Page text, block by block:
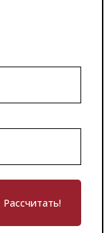
Рассчитать!